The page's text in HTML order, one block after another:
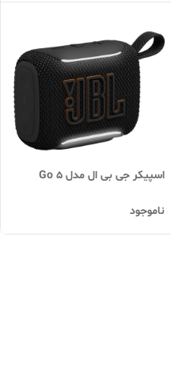
اسپیکر جی بی ال مدل Go 5
ناموجود